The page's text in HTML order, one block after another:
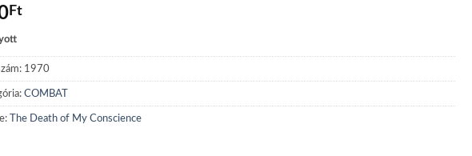
Ft
1970
COMBAT
The Death of My Conscience